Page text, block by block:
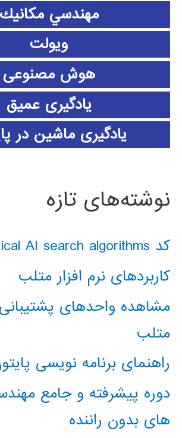
مهندسي مكانيك
ویولت
هوش مصنوعی
یادگیری عمیق
یادگیری ماشین در
نوشته‌های تازه
کد classical AI search algorithms
کاربردهای نرم افزار متلب
مشاهده واحدهای
متلب
راهنمای برنامه نویسی
دوره پیشرفته و جامع
های بدون راننده